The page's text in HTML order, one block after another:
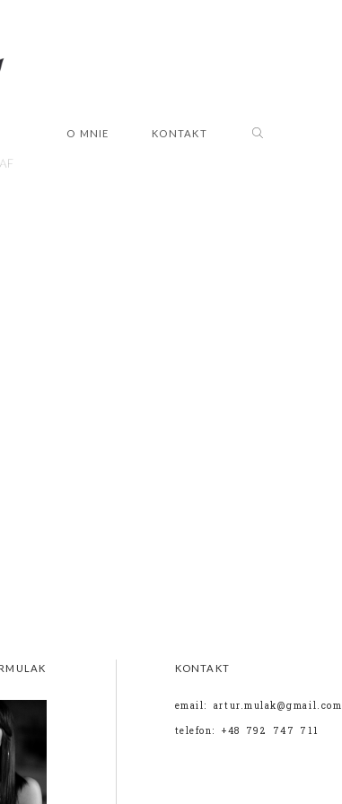
O MNIE KONTAKT
KONTAKT
email: artur.mulak@gmail.com
telefon: +48 792 747 711